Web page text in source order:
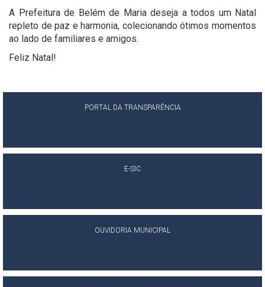
A Prefeitura de Belém de Maria deseja a todos um Natal
repleto de paz e harmonia, colecionando ótimos momentos
ao lado de familiares e amigos.
Feliz Natal!
PORTAL DA TRANSPARÊNCIA
E-SIC
OUVIDORIA MUNICIPAL